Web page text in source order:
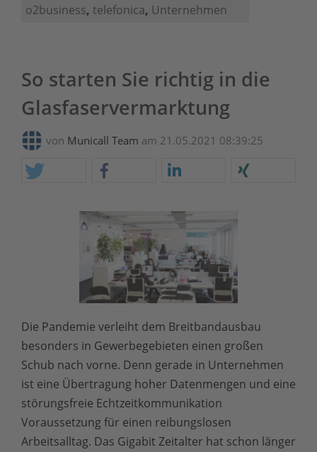
o2business, telefonica, Unternehmen
So starten Sie richtig in die
Glasfaservermarktung
von Municall Team am 21.05.2021 08:39:25
Die Pandemie verleiht dem Breitbandausbau
besonders in Gewerbegebieten einen großen
Schub nach vorne. Denn gerade in Unternehmen
ist eine Übertragung hoher Datenmengen und eine
störungsfreie Echtzeitkommunikation
Voraussetzung für einen reibungslosen
Arbeitsalltag. Das Gigabit Zeitalter hat schon länger